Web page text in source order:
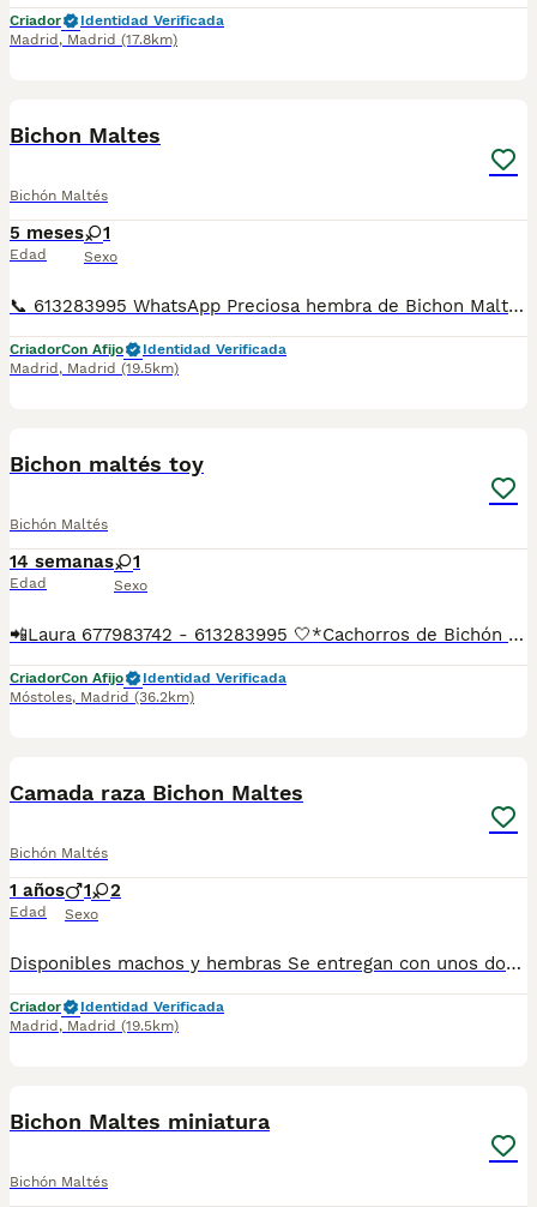
Criador
Identidad Verificada
Madrid , Madrid (17.8km)
Bichon Maltes
Bichón Maltés
5 meses
Edad
1
Sexo
📞 613283995 WhatsApp Preciosa hembra de Bichon Maltes de linea coreana de las mas pequeñinas Entregamos nuestros pequeños cachorritos con todas las garantías y cuidados necesarios , disponemos de núcleo zoológico para crianza y venta de nuestros cachorros . ✅Desparasitaciones y vacunas correspondientes a su edad . ✅Cartilla de vacunación . ✅Revisiones veterinarias . ✅Garantías víricas de 15 días . ✅Garantías genéticas de un año . Seriedad , confianza y bienestar animal son nuestra prioridad . También ofrecemos transporte propio para nuestros pequeños cachorros a toda la península , el pago lo podéis hacer contra reembolso . (con coste adicional) . Mandamos a toda España . Disponemos de varias razas Si no esta la raza que queréis llámanos , intentaremos encontrártela , trabajamos con los mejores criadores de España .
CriadorCon Afijo
Identidad Verificada
Madrid , Madrid (19.5km)
Bichon maltés toy
Bichón Maltés
14 semanas
Edad
1
Sexo
📲Laura 677983742 - 613283995 🤍*Cachorros de Bichón maltés toy hembras*🤍 ¿Buscas un nuevo compañero para tu hogar? ❤️ Tenemos preciosos cachorros listos para encontrar una familia responsable. ✅ Vacunados ✅ Desparasitados ✅ Cartilla sanitaria ✅ Garantías incluidas ✅ Máxima atención y cuidado Se hacen envíos a toda España: Andalucía: Almería, Cádiz, Córdoba, Granada, Huelva, Jaén, Málaga, Sevilla.Aragón: Huesca, Teruel, Zaragoza.Asturias: Oviedo.Baleares: Palma.Canarias: Las Palmas de Gran Canaria, Santa Cruz de Tenerife.Cantabria: Santander.Castilla-La Mancha: Albacete, Ciudad Real, Cuenca, Guadalajara, Toledo.Castilla y León: Ávila, Burgos, León, Palencia, Salamanca, Segovia, Soria, Valladolid, Zamora.Cataluña: Barcelona, Gerona (Girona), Lérida (Lleida), Tarragona.Comunidad Valenciana: Alicante, Castellón de la Plana, Valencia.Extremadura: Badajoz, Cáceres.Galicia: La Coruña (A Coruña), Lugo, Orense (Ourense), Pontevedra.La Rioja: Logroño.Madrid: Madrid.Murcia: Murcia.Navarra: Pamplona.País Vasco: Bilbao (Vizcaya), San Sebastián (Guipúzcoa), Vitoria (Álava). 🐾 Cachorros sanos, sociables y criados con mucho cariño. 📲 ¡Pregunta sin compromiso por disponibilidad, fotos y precios por mensaje privado!
CriadorCon Afijo
Identidad Verificada
Móstoles, Madrid (36.2km)
Camada raza Bichon Maltes
Bichón Maltés
1 años
Edad
1 2
Sexo
Disponibles machos y hembras Se entregan con unos dos meses y medio de edad y sus vacunas correspondientes, desparasitados, certificado de salud, garantías por escrito tanto por enfermedad vírica como congénito genética. Todos los cachorros son descendientes de las mejores líneas nacionales, criados por profesionales expertos. Se entregan en toda España con transporte propio de alta calidad preparado para animales, van en vehículo climatizado con chófer particular a cargo del comprador. Teléfono / Whats app: 641 92 23 90 Precio a partir de 1000€
Criador
Identidad Verificada
Madrid , Madrid (19.5km)
Bichon Maltes miniatura
Bichón Maltés